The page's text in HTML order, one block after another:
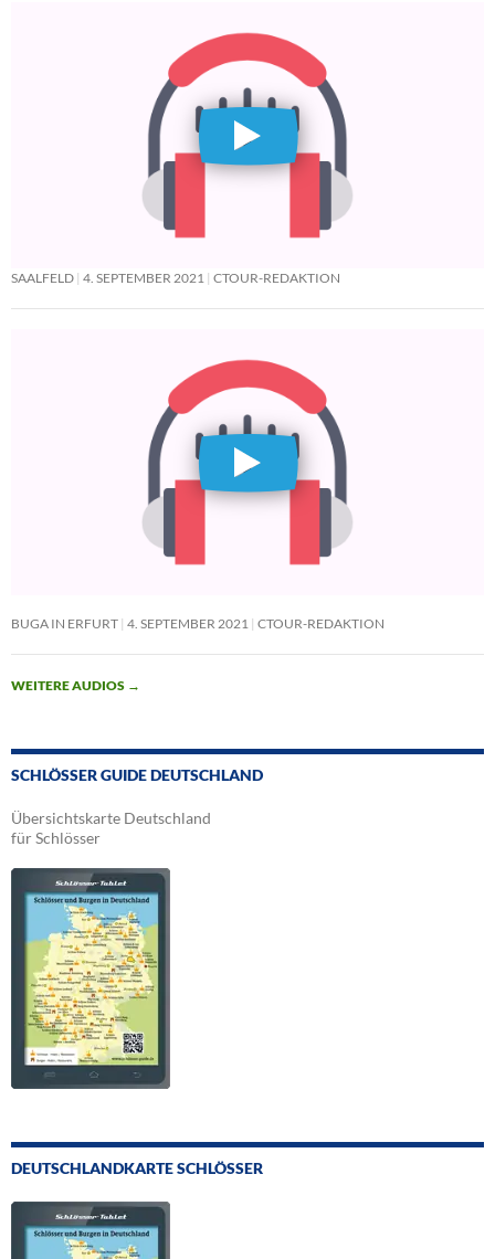
SAALFELD 4. SEPTEMBER 2021 CTOUR-REDAKTION
BUGA IN ERFURT 4. SEPTEMBER 2021 CTOUR-REDAKTION
WEITERE AUDIOS →
SCHLÖSSER GUIDE DEUTSCHLAND
Übersichtskarte Deutschland
für Schlösser
DEUTSCHLANDKARTE SCHLÖSSER